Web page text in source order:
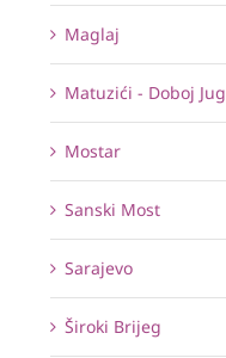
Maglaj
Matuzići - Doboj Jug
Mostar
Sanski Most
Sarajevo
Široki Brijeg